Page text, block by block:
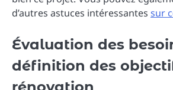
d’autres astuces intéressantes sur
Évaluation des
définition des